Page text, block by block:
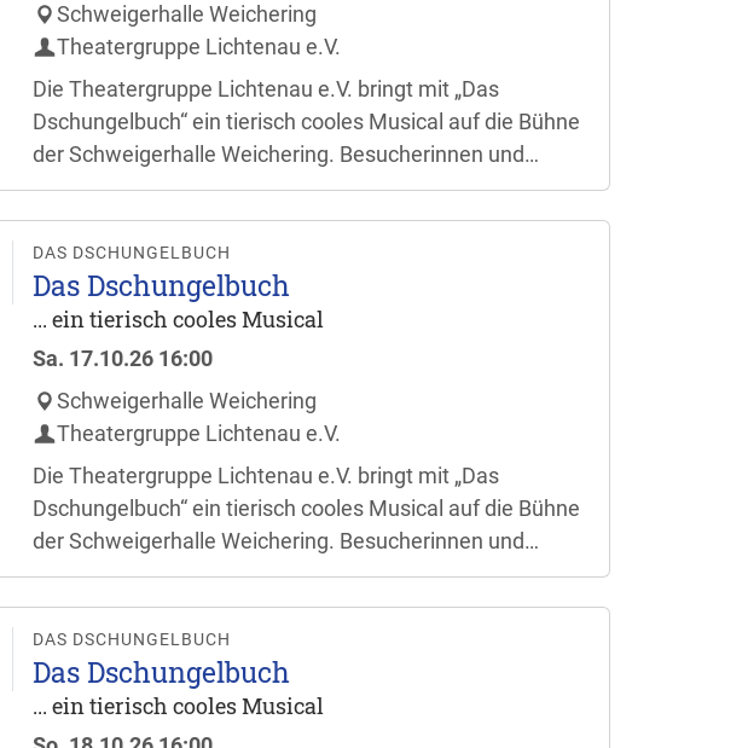
Schweigerhalle Weichering
Theatergruppe Lichtenau e.V.
Die Theatergruppe Lichtenau e.V. bringt mit „Das
Dschungelbuch“ ein tierisch cooles Musical auf die Bühne
der Schweigerhalle Weichering. Besucherinnen und
Besucher dürfen sich auf eine bunte Aufführung für die
ganze Familie freuen. Der Einlass beginnt jeweils eine
Stunde vor Veranstaltungsbeginn.
DAS DSCHUNGELBUCH
Das Dschungelbuch
... ein tierisch cooles Musical
Sa. 17.10.26 16:00
Schweigerhalle Weichering
Theatergruppe Lichtenau e.V.
Die Theatergruppe Lichtenau e.V. bringt mit „Das
Dschungelbuch“ ein tierisch cooles Musical auf die Bühne
der Schweigerhalle Weichering. Besucherinnen und
Besucher dürfen sich auf eine bunte Aufführung für die
ganze Familie freuen. Der Einlass beginnt jeweils eine
Stunde vor Veranstaltungsbeginn.
DAS DSCHUNGELBUCH
Das Dschungelbuch
... ein tierisch cooles Musical